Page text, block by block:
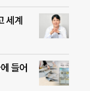
세계
들어